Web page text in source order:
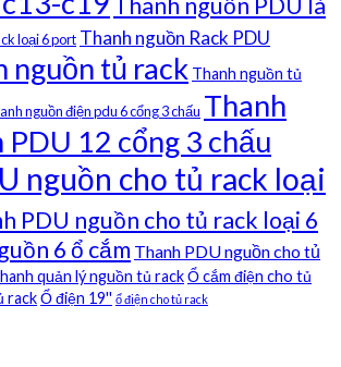
loại 6 port Thanh nguồn Rack PDU
nguồn tủ rack Thanh nguồn tủ
nguồn điện pdu 6 cổng 3 chấu Thanh
PDU 12 cổng 3 chấu
nguồn cho tủ rack loại
PDU nguồn cho tủ rack loại 6
6 ổ cắm Thanh PDU nguồn cho tủ
quản lý nguồn tủ rackỔ cắm điện cho tủ
rackỔ điện 19'' ổ điện cho tủ rack